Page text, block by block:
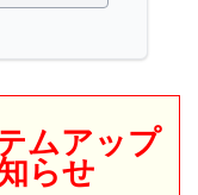
ムアップ
らせ